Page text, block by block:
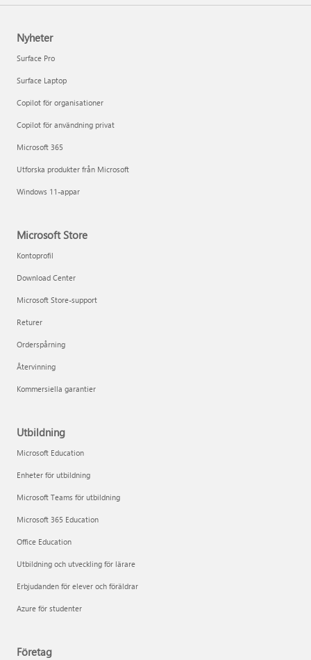
Nyheter
Surface Pro
Surface Laptop
Copilot för organisationer
Copilot för användning privat
Microsoft 365
Utforska produkter från Microsoft
Windows 11-appar
Microsoft Store
Kontoprofil
Download Center
Microsoft Store-support
Returer
Orderspårning
Återvinning
Kommersiella garantier
Utbildning
Microsoft Education
Enheter för utbildning
Microsoft Teams för utbildning
Microsoft 365 Education
Office Education
Utbildning och utveckling för lärare
Erbjudanden för elever och föräldrar
Azure för studenter
Företag